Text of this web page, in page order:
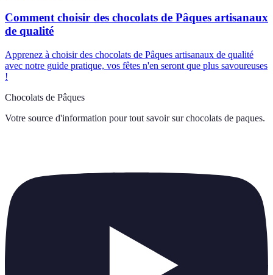
Comment choisir des chocolats de Pâques artisanaux
de qualité
Apprenez à choisir des chocolats de Pâques artisanaux de qualité
avec notre guide pratique, vos fêtes n'en seront que plus savoureuses
!
Chocolats de Pâques
Votre source d'information pour tout savoir sur chocolats de paques.